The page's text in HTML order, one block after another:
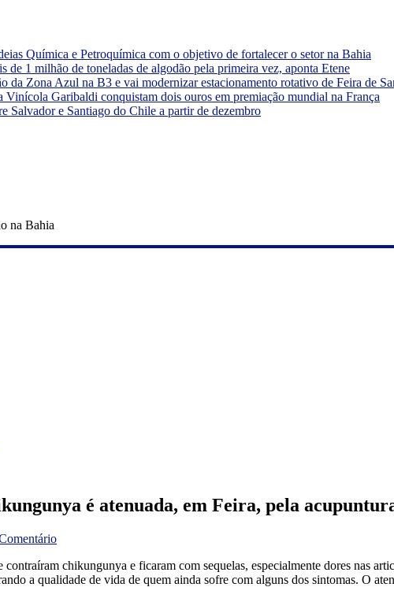
Química e Petroquímica com o objetivo de fortalecer o setor na Bahia
de 1 milhão de toneladas de algodão pela primeira vez, aponta Etene
da Zona Azul na B3 e vai modernizar estacionamento rotativo de Feira de
Vinícola Garibaldi conquistam dois ouros em premiação mundial na França
Salvador e Santiago do Chile a partir de dezembro
na Bahia
é atenuada, em Feira, pela
contraíram chikungunya e ficaram com sequelas, especialmente dores nas
a qualidade de vida de quem ainda sofre com alguns dos sintomas. O